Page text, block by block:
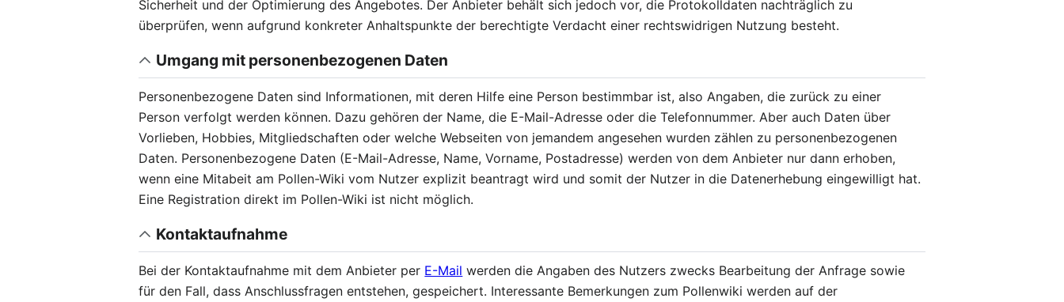
Sicherheit und der Optimierung des Angebotes. Der Anbieter behält sich jedoch vor, die Protokolldaten nachträglich zu
überprüfen, wenn aufgrund konkreter Anhaltspunkte der berechtigte Verdacht einer rechtswidrigen Nutzung besteht.
Umgang mit personenbezogenen Daten
Personenbezogene Daten sind Informationen, mit deren Hilfe eine Person bestimmbar ist, also Angaben, die zurück zu einer
Person verfolgt werden können. Dazu gehören der Name, die E-Mail-Adresse oder die Telefonnummer. Aber auch Daten über
Vorlieben, Hobbies, Mitgliedschaften oder welche Webseiten von jemandem angesehen wurden zählen zu personenbezogenen
Daten. Personenbezogene Daten (E-Mail-Adresse, Name, Vorname, Postadresse) werden von dem Anbieter nur dann erhoben,
wenn eine Mitabeit am Pollen-Wiki vom Nutzer explizit beantragt wird und somit der Nutzer in die Datenerhebung eingewilligt hat.
Eine Registration direkt im Pollen-Wiki ist nicht möglich.
Kontaktaufnahme
Bei der Kontaktaufnahme mit dem Anbieter per E-Mail werden die Angaben des Nutzers zwecks Bearbeitung der Anfrage sowie
für den Fall, dass Anschlussfragen entstehen, gespeichert. Interessante Bemerkungen zum Pollenwiki werden auf der